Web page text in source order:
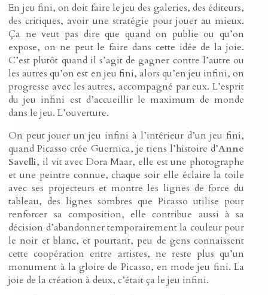
En jeu fini, on doit faire le jeu des galeries, des éditeurs,
des critiques, avoir une stratégie pour jouer au mieux.
Ça ne veut pas dire que quand on publie ou qu’on
expose, on ne peut le faire dans cette idée de la joie.
C’est plutôt quand il s’agit de gagner contre l’autre ou
les autres qu’on est en jeu fini, alors qu’en jeu infini, on
progresse avec les autres, accompagné par eux. L’esprit
du jeu infini est d’accueillir le maximum de monde
dans le jeu. L’ouverture.
On peut jouer un jeu infini à l’intérieur d’un jeu fini,
quand Picasso crée Guernica, je tiens l’histoire d’Anne
Savelli, il vit avec Dora Maar, elle est une photographe
et une peintre connue, chaque soir elle éclaire la toile
avec ses projecteurs et montre les lignes de force du
tableau, des lignes sombres que Picasso utilise pour
renforcer sa composition, elle contribue aussi à sa
décision d’abandonner temporairement la couleur pour
le noir et blanc, et pourtant, peu de gens connaissent
cette coopération entre artistes, ne reste plus qu’un
monument à la gloire de Picasso, en mode jeu fini. La
joie de la création à deux, c’était ça le jeu infini.